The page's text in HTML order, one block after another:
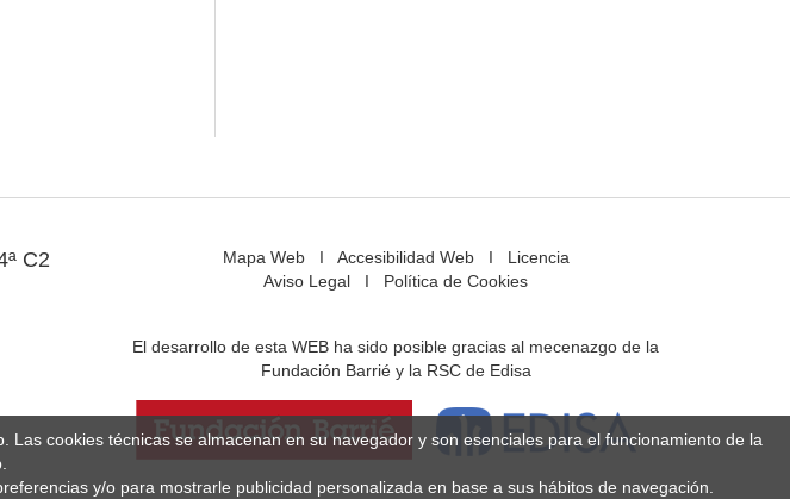
C2
Mapa WebI Accesibilidad WebI Licencia
Aviso Legal I Política de Cookies
El desarrollo de esta WEB ha sido posible gracias al mecenazgo de la
Fundación Barrié y la RSC de Edisa
cookies técnicas se almacenan en su navegador y son esenciales para el funcionamiento de la
y/o para mostrarle publicidad personalizada en base a sus hábitos de navegación.